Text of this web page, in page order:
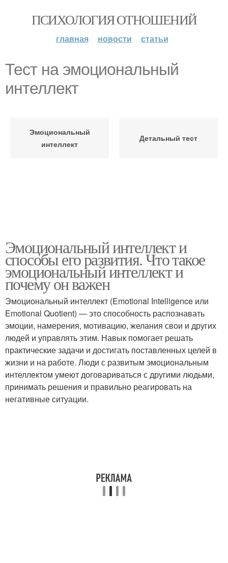
ПСИХОЛОГИЯ ОТНОШЕНИЙ
главная новости статьи
Тест на эмоциональный
интеллект
Эмоциональный
интеллект
Детальный тест
Эмоциональный интеллект и
способы его развития. Что такое
эмоциональный интеллект и
почему он важен
Эмоциональный интеллект (Emotional Intelligence или
Emotional Quotient) — это способность распознавать
эмоции, намерения, мотивацию, желания свои и других
людей и управлять этим. Навык помогает решать
практические задачи и достигать поставленных целей в
жизни и на работе. Люди с развитым эмоциональным
интеллектом умеют договариваться с другими людьми,
принимать решения и правильно реагировать на
негативные ситуации.